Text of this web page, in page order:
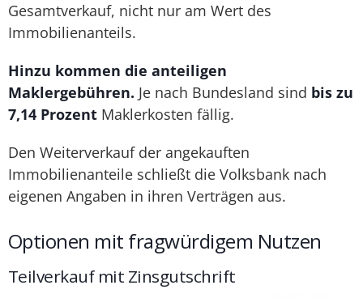
Gesamtverkauf, nicht nur am Wert des
Immobilienanteils.
Hinzu kommen die anteiligen
Maklergebühren. Je nach Bundesland sind bis zu
7,14 ProzentMaklerkosten fällig.
Den Weiterverkauf der angekauften
Immobilienanteile schließt die Volksbank nach
eigenen Angaben in ihren Verträgen aus.
Optionen mit fragwürdigem Nutzen
Teilverkauf mit Zinsgutschrift